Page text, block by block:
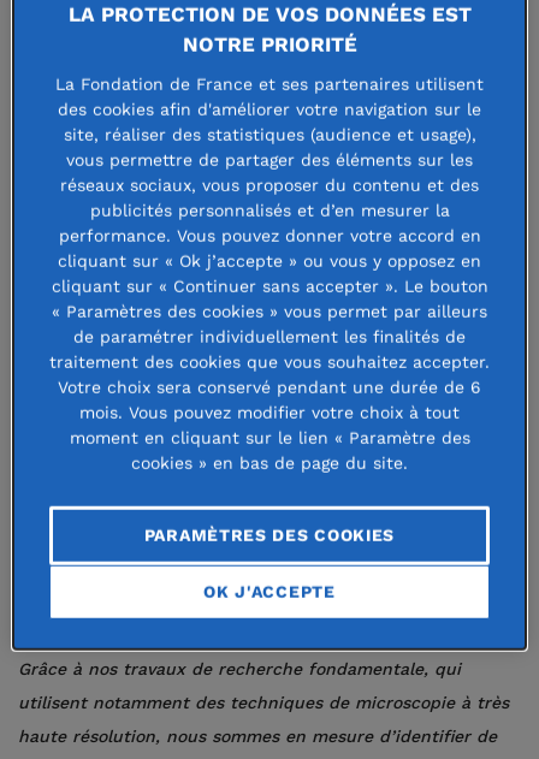
médicale le jeudi 28 mars, Jacky
Jeune Chercheur de la Fondation de
France / Jean Valade pour son projet
« Et si la biomécanique des cellules
cancéreuses pouvait devenir leur
tendon d’Achille ? ». À l’occasion de
cette distinction, le Directeur de
recherche à l’INSERM à Strasbourg a
présenté ses travaux de recherche
fondamentale sur les cellules
tumorales.
Nous cherchons à comprendre les mécanismes de
formation des métastases, et en particulier l’implication de
certaines forces mécaniques, comme le flux sanguin, qui
Grâce à nos travaux de recherche fondamentale, qui
utilisent notamment des techniques de microscopie à très
haute résolution, nous sommes en mesure d’identifier de
LA PROTECTION DE VOS DONNÉES EST
NOTRE PRIORITÉ
La Fondation de France et ses partenaires utilisent
des cookies afin d'améliorer votre navigation sur le
site, réaliser des statistiques (audience et usage),
vous permettre de partager des éléments sur les
réseaux sociaux, vous proposer du contenu et des
publicités personnalisés et d’en mesurer la
performance. Vous pouvez donner votre accord en
cliquant sur « Ok j’accepte » ou vous y opposez en
cliquant sur « Continuer sans accepter ». Le bouton
« Paramètres des cookies » vous permet par ailleurs
de paramétrer individuellement les finalités de
traitement des cookies que vous souhaitez accepter.
Votre choix sera conservé pendant une durée de 6
mois. Vous pouvez modifier votre choix à tout
moment en cliquant sur le lien « Paramètre des
cookies » en bas de page du site.
PARAMÈTRES DES COOKIES
OK J'ACCEPTE